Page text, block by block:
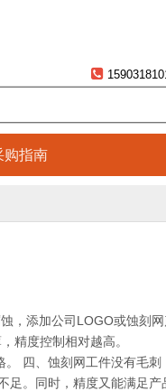

购指南
，添加公司LOGO或蚀刻
精度控制相对越高。
四、蚀刻网工件没有毛刺
足。同时，精度又能满足产